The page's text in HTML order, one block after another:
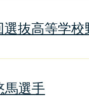
抜高等学校
馬選手